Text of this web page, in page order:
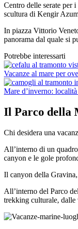
Centro delle serate per
scultura di Kengir
In piazza Vittorio
panorama dal quale si
Potrebbe interessarti
Vacanze al mare per
Mare d’inverno:
Il Parco della
Chi desidera una
All’interno di un
canyon e le gole
Il canyon della Gravina,
All’interno del Parco
trekking culturale, dalle